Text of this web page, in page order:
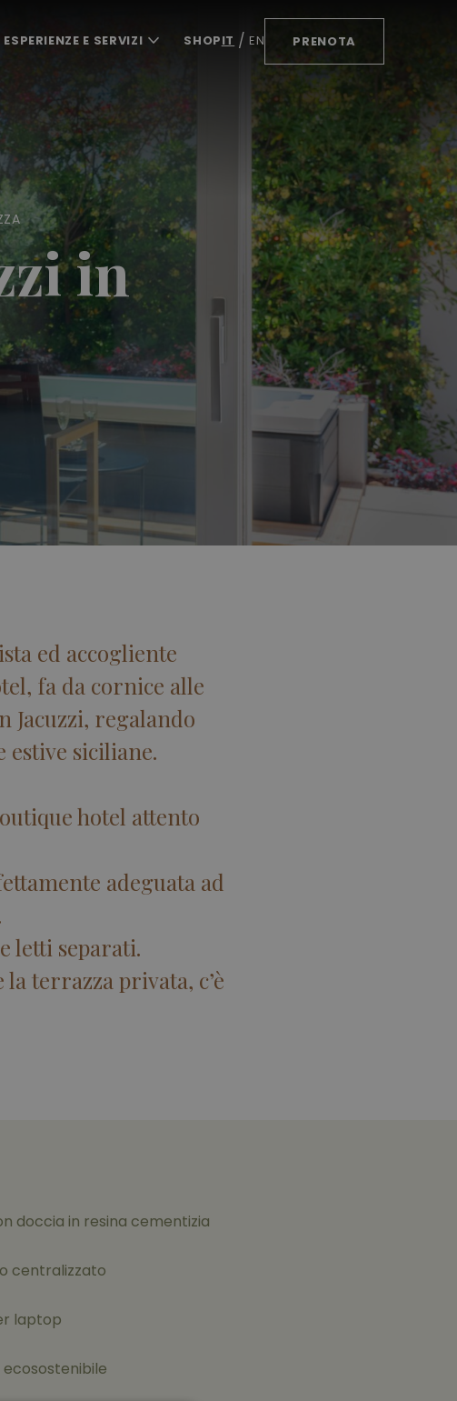
ESPERIENZE E SERVIZI SHOPIT EN PRENOTA
in
ed accogliente
fa da cornice alle
Jacuzzi, regalando
siciliane.
hotel attento
adeguata ad
letti separati.
terrazza privata, c’è
doccia in resina cementizia
centralizzato
laptop